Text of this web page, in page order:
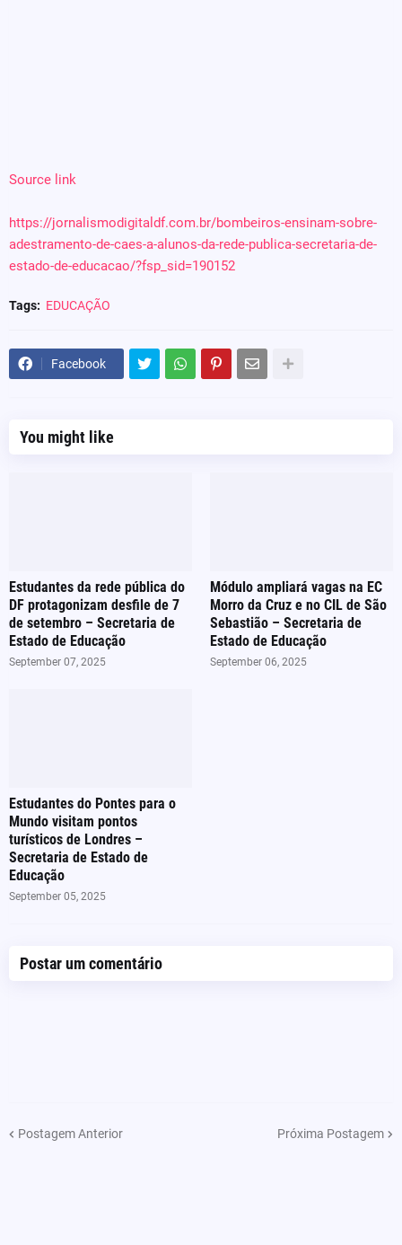
Source link
https://jornalismodigitaldf.com.br/bombeiros-ensinam-sobre-
adestramento-de-caes-a-alunos-da-rede-publica-secretaria-de-
estado-de-educacao/?fsp_sid=190152
Tags: EDUCAÇÃO
Facebook
You might like
Estudantes da rede pública do
DF protagonizam desfile de 7
de setembro – Secretaria de
Estado de Educação
September 07, 2025
Módulo ampliará vagas na EC
Morro da Cruz e no CIL de São
Sebastião – Secretaria de
Estado de Educação
September 06, 2025
Estudantes do Pontes para o
Mundo visitam pontos
turísticos de Londres –
Secretaria de Estado de
Educação
September 05, 2025
Postar um comentário
Postagem Anterior Próxima Postagem